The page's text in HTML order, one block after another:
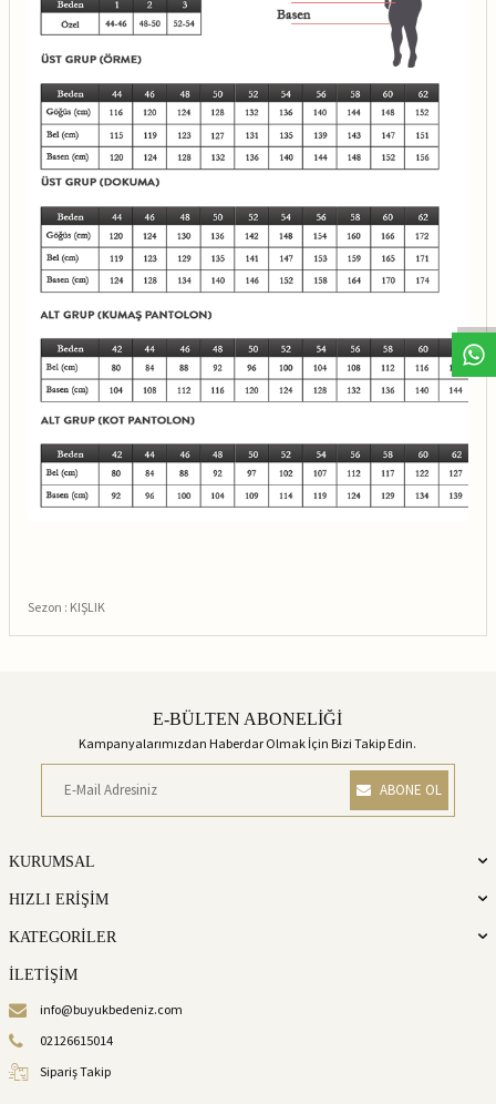
Sezon : KIŞLIK
E-BÜLTEN ABONELİĞİ
Kampanyalarımızdan Haberdar Olmak İçin Bizi Takip Edin.
ABONE OL
KURUMSAL
HIZLI ERİŞİM
KATEGORİLER
İLETİŞİM
info@buyukbedeniz.com
02126615014
Sipariş Takip